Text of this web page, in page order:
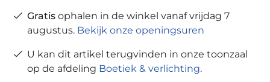
Gratis ophalen in de winkel vanaf vrijdag 7
augustus. Bekijk onze openingsuren
U kan dit artikel terugvinden in onze toonzaal
op de afdeling Boetiek & verlichting.